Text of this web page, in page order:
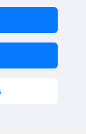
número de
S.L. C.I.F.
número de
S.L. C.I.F.